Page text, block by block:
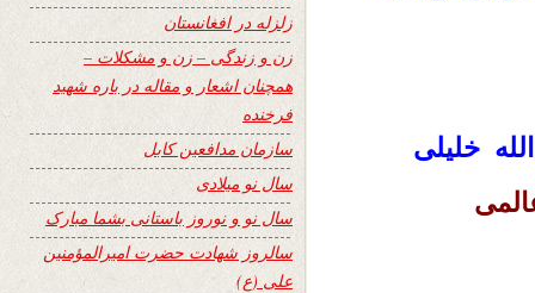
خلیلی
زلزله در افغانستان
زن و زندگی – زن و مشکلات –
همچنان اشعار و مقاله در باره شهید
فرخنده
سازمان مدافعین کابل
سال نو میلادی
سال نو و نوروز باستانی بشما مبارک
سالروز شهادت حضرت امیرالمؤمنین
علی (ع)